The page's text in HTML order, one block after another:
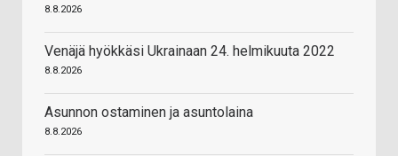
8.8.2026
Venäjä hyökkäsi Ukrainaan 24. helmikuuta 2022
8.8.2026
Asunnon ostaminen ja asuntolaina
8.8.2026